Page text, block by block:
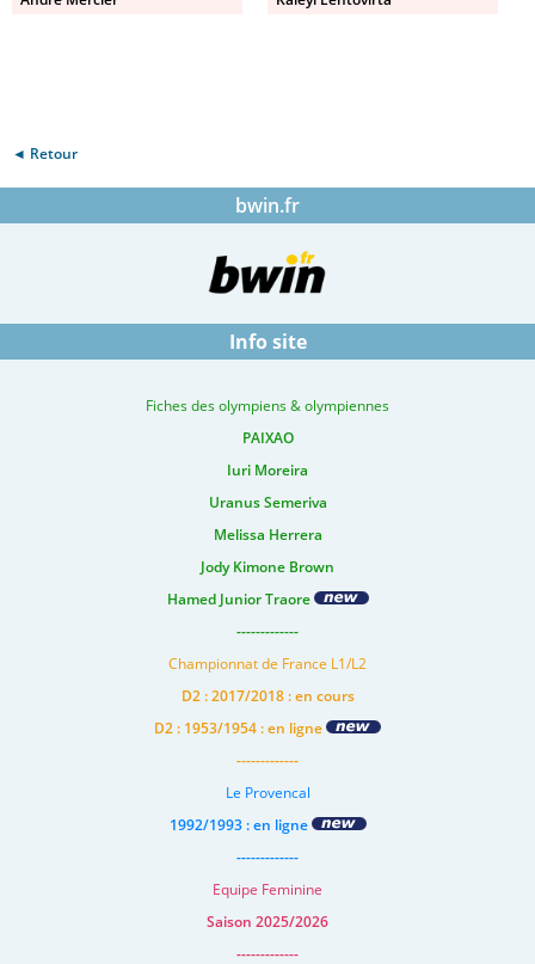
◄ Retour
bwin.fr
Info site
Fiches des olympiens & olympiennes
PAIXAO
Iuri Moreira
Uranus Semeriva
Melissa Herrera
Jody Kimone Brown
Hamed Junior Traore
-------------
Championnat de France L1/L2
D2 : 2017/2018 : en cours
D2 : 1953/1954 : en ligne
-------------
Le Provencal
1992/1993 : en ligne
-------------
Equipe Feminine
Saison 2025/2026
-------------